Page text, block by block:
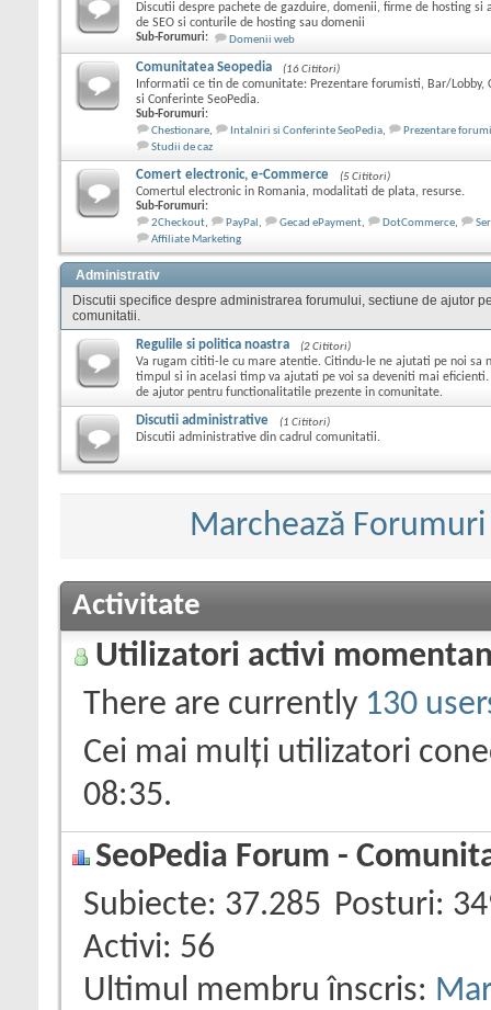
Discutii despre pachete de gazduire, domenii, firme de hosting si
de SEO si conturile de hosting sau domenii
Sub-Forumuri: Domenii web
Comunitatea Seopedia (16 Cititori)
Informatii ce tin de comunitate: Prezentare forumisti, Bar/Lobby,
si Conferinte SeoPedia.
Sub-Forumuri:
Chestionare, Intalniri si Conferinte SeoPedia,
Prezentare
Studii de caz
Comert electronic, e-Commerce (5 Cititori)
Comertul electronic in Romania, modalitati de plata, resurse.
Sub-Forumuri:
2Checkout, PayPal , Gecad ePayment, DotCommerce,
Affiliate Marketing
Administrativ
Discutii specifice despre administrarea forumului, sectiune de ajutor
comunitatii.
Regulile si politica noastra (2 Cititori)
Va rugam cititi-le cu mare atentie. Citindu-le ne ajutati pe noi sa
timpul si in acelasi timp va ajutati pe voi sa deveniti mai eficienti.
de ajutor pentru functionalitatile prezente in comunitate.
Discutii administrative (1 Cititori)
Discutii administrative din cadrul comunitatii.
Marchează
Activitate
Utilizatori activi
There are currently 130
Cei mai mulți utilizatori
08:35.
SeoPedia Forum -
Subiecte 37.285 Posturi
Activi 56
Ultimul membru înscris: